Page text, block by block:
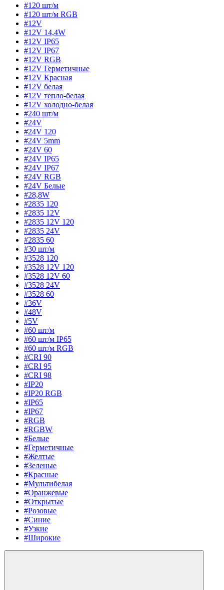
#120 шт/м
#120 шт/м RGB
#12V
#12V 14,4W
#12V IP65
#12V IP67
#12V RGB
#12V Герметичные
#12V Красная
#12V белая
#12V тепло-белая
#12V холодно-белая
#240 шт/м
#24V
#24V 120
#24V 5mm
#24V 60
#24V IP65
#24V IP67
#24V RGB
#24V Белые
#28,8W
#2835 120
#2835 12V
#2835 12V 120
#2835 24V
#2835 60
#30 шт/м
#3528 120
#3528 12V 120
#3528 12V 60
#3528 24V
#3528 60
#36V
#48V
#5V
#60 шт/м
#60 шт/м IP65
#60 шт/м RGB
#CRI 90
#CRI 95
#CRI 98
#IP20
#IP20 RGB
#IP65
#IP67
#RGB
#RGBW
#Белые
#Герметичные
#Желтые
#Зеленые
#Красные
#Мультибелая
#Оранжевые
#Открытые
#Розовые
#Синие
#Узкие
#Широкие